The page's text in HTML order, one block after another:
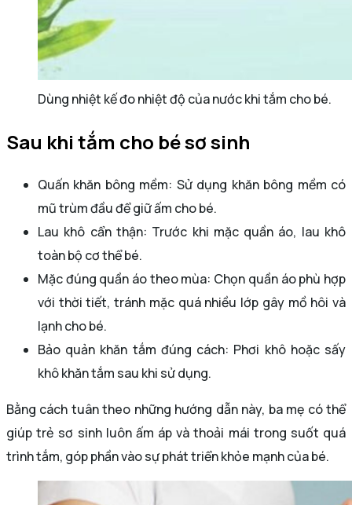
Dùng nhiệt kế đo nhiệt độ của nước khi tắm cho bé.
Sau khi tắm cho bé sơ sinh
Quấn khăn bông mềm: Sử dụng khăn bông mềm có
mũ trùm đầu để giữ ấm cho bé.
Lau khô cẩn thận: Trước khi mặc quần áo, lau khô
toàn bộ cơ thể bé.
Mặc đúng quần áo theo mùa: Chọn quần áo phù hợp
với thời tiết, tránh mặc quá nhiều lớp gây mồ hôi và
lạnh cho bé.
Bảo quản khăn tắm đúng cách: Phơi khô hoặc sấy
khô khăn tắm sau khi sử dụng.
Bằng cách tuân theo những hướng dẫn này, ba mẹ có thể
giúp trẻ sơ sinh luôn ấm áp và thoải mái trong suốt quá
trình tắm, góp phần vào sự phát triển khỏe mạnh của bé.